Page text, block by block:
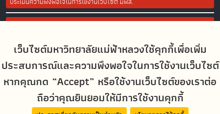
เว็บไซต์มหาวิทยาลัยแม่ฟ้าหลวงใช้คุกกี้เพื่อเพิ่ม
ประสบการณ์และความพึงพอใจในการใช้งานเว็บไซต์
หากคุณกด “Accept” หรือใช้งานเว็บไซต์ของเราต่อ
ถือว่าคุณยินยอมให้มีการใช้งานคุกกี้
Site Map
Social Media